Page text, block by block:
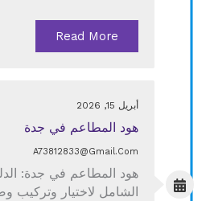
Read More
أبريل 15, 2026
هود المطاعم في جدة
A73812833@gmail.com
هود المطاعم في جدة:
الشامل لاختيار وتركيب